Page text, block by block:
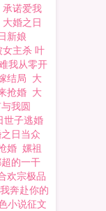
承诺爱我
大婚之日
新娘
女主杀 叶
我从零开
结局 大
抢婚 大
我圆
世子逃婚
日当众
婚 嫘祖
的一干
欢宗极品
奔赴你的
小说征文